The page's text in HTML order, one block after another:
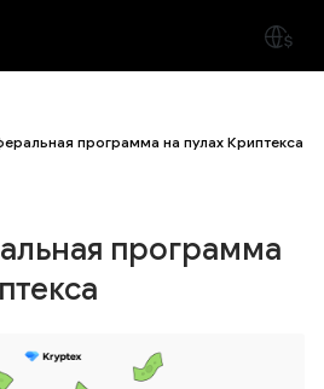
программа на пулах Криптекса
программа